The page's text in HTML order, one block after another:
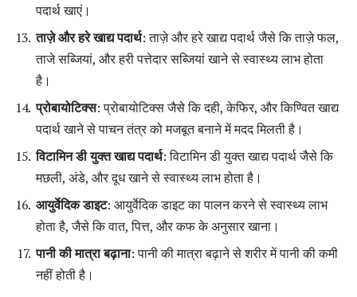
पदार्थ खाएं।
ताज़े और हरे खाद्य पदार्थ: ताज़े और हरे खाद्य पदार्थ जैसे कि ताज़े फल,
ताजे सब्जियां, और हरी पत्तेदार सब्जियां खाने से स्वास्थ्य लाभ होता
है।
प्रोबायोटिक्स: प्रोबायोटिक्स जैसे कि दही, केफिर, और किण्वित खाद्य
पदार्थ खाने से पाचन तंत्र को मजबूत बनाने में मदद मिलती है।
विटामिन डी युक्त खाद्य पदार्थ: विटामिन डी युक्त खाद्य पदार्थ जैसे कि
मछली, अंडे, और दूध खाने से स्वास्थ्य लाभ होता है।
आयुर्वेदिक डाइट: आयुर्वेदिक डाइट का पालन करने से स्वास्थ्य लाभ
होता है, जैसे कि वात, पित्त, और कफ के अनुसार खाना।
पानी की मात्रा बढ़ाना: पानी की मात्रा बढ़ाने से शरीर में पानी की कमी
नहीं होती है।